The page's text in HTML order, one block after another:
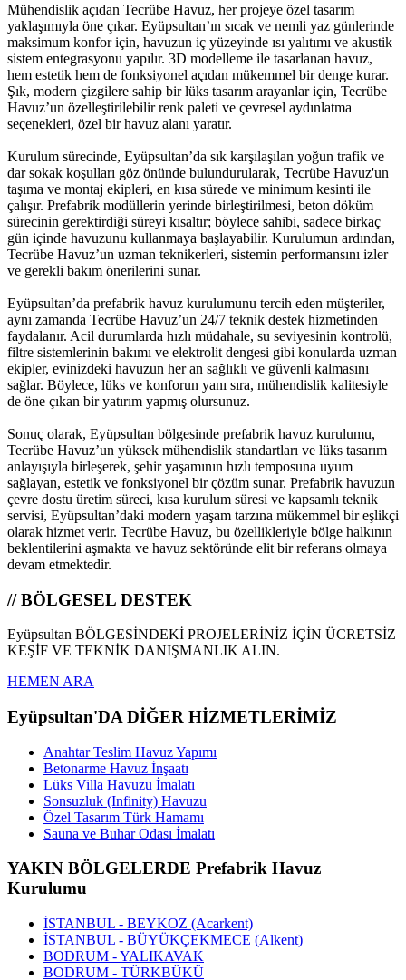
Mühendislik açıdan Tecrübe Havuz, her projeye özel tasarım
yaklaşımıyla öne çıkar. Eyüpsultan’ın sıcak ve nemli yaz günlerinde
maksimum konfor için, havuzun iç yüzeyinde ısı yalıtımı ve akustik
sistem entegrasyonu yapılır. 3D modelleme ile tasarlanan havuz,
hem estetik hem de fonksiyonel açıdan mükemmel bir denge kurar.
Şık, modern çizgilere sahip bir lüks tasarım arayanlar için, Tecrübe
Havuz’un özelleştirilebilir renk paleti ve çevresel aydınlatma
seçenekleri, özel bir havuz alanı yaratır.
Kurulum sürecinde, Eyüpsultan’da sık karşılaşılan yoğun trafik ve
dar sokak koşulları göz önünde bulundurularak, Tecrübe Havuz'un
taşıma ve montaj ekipleri, en kısa sürede ve minimum kesinti ile
çalışır. Prefabrik modüllerin yerinde birleştirilmesi, beton döküm
sürecinin gerektirdiği süreyi kısaltır; böylece sahibi, sadece birkaç
gün içinde havuzunu kullanmaya başlayabilir. Kurulumun ardından,
Tecrübe Havuz’un uzman teknikerleri, sistemin performansını izler
ve gerekli bakım önerilerini sunar.
Eyüpsultan’da prefabrik havuz kurulumunu tercih eden müşteriler,
aynı zamanda Tecrübe Havuz’un 24/7 teknik destek hizmetinden
faydalanır. Acil durumlarda hızlı müdahale, su seviyesinin kontrolü,
filtre sistemlerinin bakımı ve elektrolit dengesi gibi konularda uzman
ekipler, evinizdeki havuzun her an sağlıklı ve güvenli kalmasını
sağlar. Böylece, lüks ve konforun yanı sıra, mühendislik kalitesiyle
de öne çıkan bir yatırım yapmış olursunuz.
Sonuç olarak, Eyüpsultan bölgesinde prefabrik havuz kurulumu,
Tecrübe Havuz’un yüksek mühendislik standartları ve lüks tasarım
anlayışıyla birleşerek, şehir yaşamının hızlı temposuna uyum
sağlayan, estetik ve fonksiyonel bir çözüm sunar. Prefabrik havuzun
çevre dostu üretim süreci, kısa kurulum süresi ve kapsamlı teknik
servisi, Eyüpsultan’daki modern yaşam tarzına mükemmel bir eşlikçi
olarak hizmet verir. Tecrübe Havuz, bu özellikleriyle bölge halkının
beklentilerini aşmakta ve havuz sektöründe elit bir referans olmaya
devam etmektedir.
// BÖLGESEL DESTEK
Eyüpsultan BÖLGESİNDEKİ PROJELERİNİZ İÇİN ÜCRETSİZ
KEŞİF VE TEKNİK DANIŞMANLIK ALIN.
HEMEN ARA
Eyüpsultan'DA DİĞER HİZMETLERİMİZ
Anahtar Teslim Havuz Yapımı
Betonarme Havuz İnşaatı
Lüks Villa Havuzu İmalatı
Sonsuzluk (Infinity) Havuzu
Özel Tasarım Türk Hamamı
Sauna ve Buhar Odası İmalatı
YAKIN BÖLGELERDE Prefabrik Havuz
Kurulumu
İSTANBUL - BEYKOZ (Acarkent)
İSTANBUL - BÜYÜKÇEKMECE (Alkent)
BODRUM - YALIKAVAK
BODRUM - TÜRKBÜKÜ